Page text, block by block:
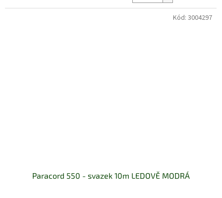
Paracord 550 - svazek 10m LEDOVĚ MODRÁ
Kód: 3004297